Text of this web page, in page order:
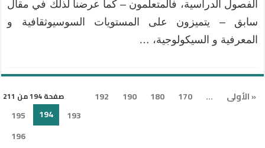
الفصول الدراسية، فالمتعلمون – كما عرضنا لذلك في مقال
سابق – يتميزون على المستويات السوسيوثقافية و
المعرفية و السيكولوجية، …
صفحة 194 من 211 « الأولى ...
170
180
190
192
193
194
195
196